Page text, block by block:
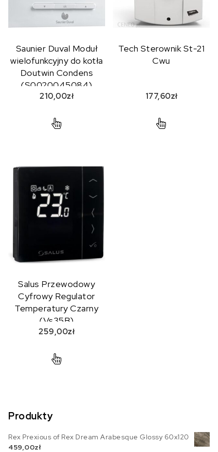
Saunier Duval Moduł
wielofunkcyjny do kotła
Doutwin Condens
(S0020045084)
210,00zł
Tech Sterownik St-21
Cwu
177,60zł
Salus Przewodowy
Cyfrowy Regulator
Temperatury Czarny
(Vs35B)
259,00zł
Produkty
Rex Prexious of Rex Dream Arabesque Glossy 60x120
459,00zł